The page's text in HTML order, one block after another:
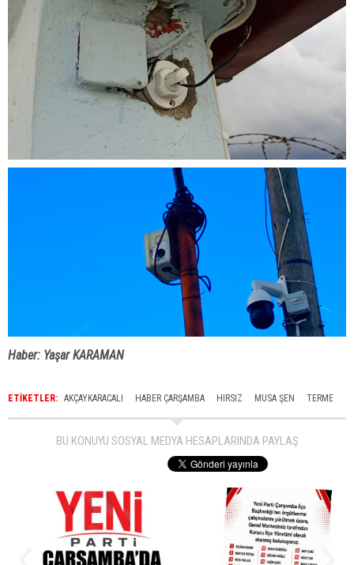
Haber: Yaşar KARAMAN
ETİKETLER: AKÇAYKARACALI HABER ÇARŞAMBA HIRSIZ MUSA ŞEN TERME
BU KONUYU SOSYAL MEDYA HESAPLARINDA PAYLAŞ